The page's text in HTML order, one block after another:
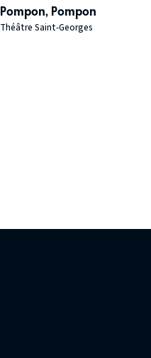
Pompon, Pompon
Théâtre Saint-Georges